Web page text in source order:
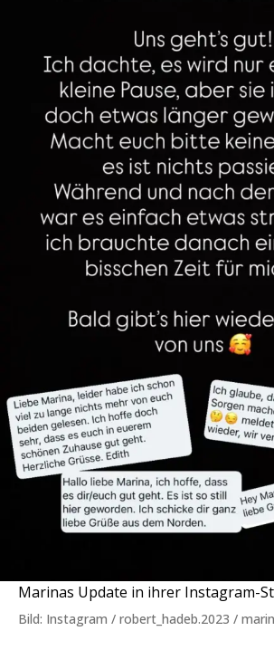
Marinas Update in ihrer Instagram-
Bild: Instagram / robert_hadeb.2023 /